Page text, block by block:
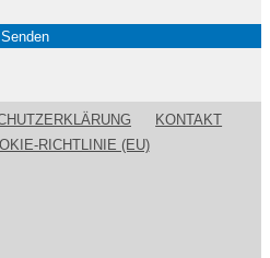
KONTAKT
RICHTLINIE (EU)